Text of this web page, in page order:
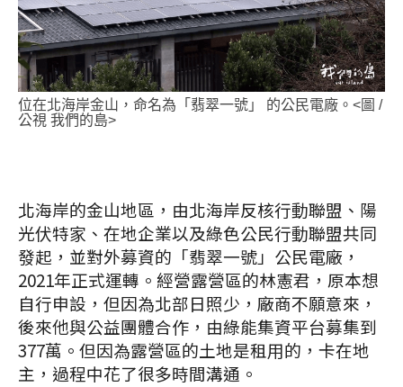
位在北海岸金山，命名為「翡翠一號」 的公民電廠。<圖 /
公視 我們的島>
北海岸的金山地區，由北海岸反核行動聯盟、陽
光伏特家、在地企業以及綠色公民行動聯盟共同
發起，並對外募資的「翡翠一號」公民電廠，
2021年正式運轉。經營露營區的林憲君，原本想
自行申設，但因為北部日照少，廠商不願意來，
後來他與公益團體合作，由綠能集資平台募集到
377萬。但因為露營區的土地是租用的，卡在地
主，過程中花了很多時間溝通。